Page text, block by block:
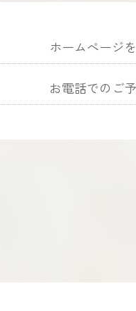
ホームぺージ
お電話でのご